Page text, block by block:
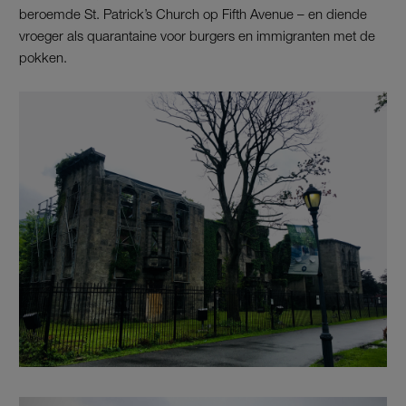
beroemde St. Patrick’s Church op Fifth Avenue – en diende
vroeger als quarantaine voor burgers en immigranten met de
pokken.